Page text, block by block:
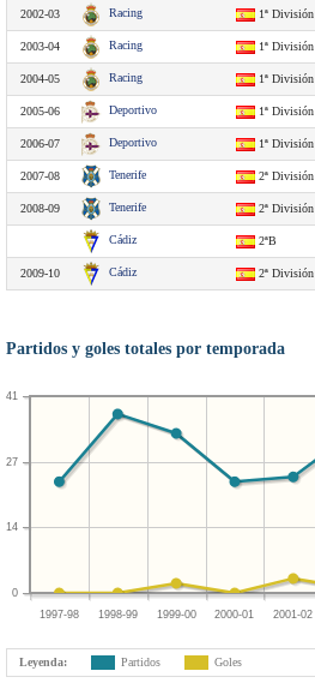
2002-03 Racing 1ª División
2003-04 Racing 1ª División
2004-05 Racing 1ª División
2005-06 Deportivo 1ª División
2006-07 Deportivo 1ª División
2007-08 Tenerife 2ª División
2008-09 Tenerife 2ª División
Cádiz 2ªB
2009-10 Cádiz 2ª División
Partidos y goles totales por temporada
1997-98 1998-99 1999-00 2000-01 2001-02
0
14
27
41
Leyenda: Partidos Goles